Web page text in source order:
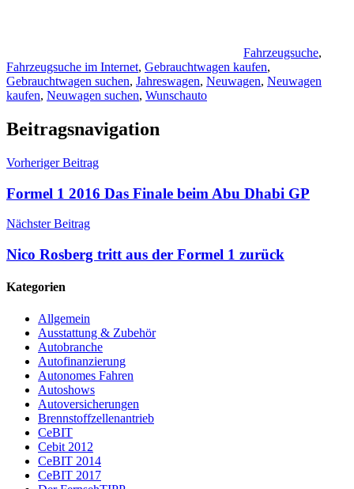
Fahrzeugsuche,
Fahrzeugsuche im Internet, Gebrauchtwagen kaufen,
Gebrauchtwagen suchen, Jahreswagen, Neuwagen, Neuwagen
kaufen, Neuwagen suchen, Wunschauto
Beitragsnavigation
Vorheriger Beitrag
Formel 1 2016 Das Finale beim Abu Dhabi GP
Nächster Beitrag
Nico Rosberg tritt aus der Formel 1 zurück
Kategorien
Allgemein
Ausstattung & Zubehör
Autobranche
Autofinanzierung
Autonomes Fahren
Autoshows
Autoversicherungen
Brennstoffzellenantrieb
CeBIT
Cebit 2012
CeBIT 2014
CeBIT 2017